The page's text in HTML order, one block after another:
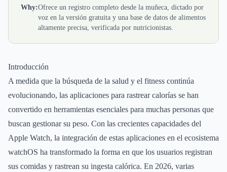
Why:Ofrece un registro completo desde la muñeca, dictado por
voz en la versión gratuita y una base de datos de alimentos
altamente precisa, verificada por nutricionistas.
Introducción
A medida que la búsqueda de la salud y el fitness continúa
evolucionando, las aplicaciones para rastrear calorías se han
convertido en herramientas esenciales para muchas personas que
buscan gestionar su peso. Con las crecientes capacidades del
Apple Watch, la integración de estas aplicaciones en el ecosistema
watchOS ha transformado la forma en que los usuarios registran
sus comidas y rastrean su ingesta calórica. En 2026, varias